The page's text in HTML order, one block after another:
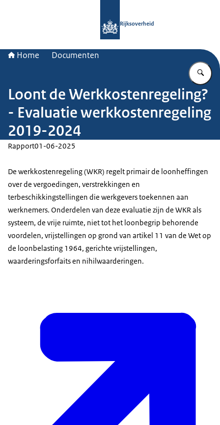
Rijksoverheid
Home Documenten
Loont de Werkkostenregeling?
- Evaluatie werkkostenregeling
2019-2024
Rapport01-06-2025
De werkkostenregeling (WKR) regelt primair de loonheffingen
over de vergoedingen, verstrekkingen en
terbeschikkingstellingen die werkgevers toekennen aan
werknemers. Onderdelen van deze evaluatie zijn de WKR als
systeem, de vrije ruimte, niet tot het loonbegrip behorende
voordelen, vrijstellingen op grond van artikel 11 van de Wet op
de loonbelasting 1964, gerichte vrijstellingen,
waarderingsforfaits en nihilwaarderingen.